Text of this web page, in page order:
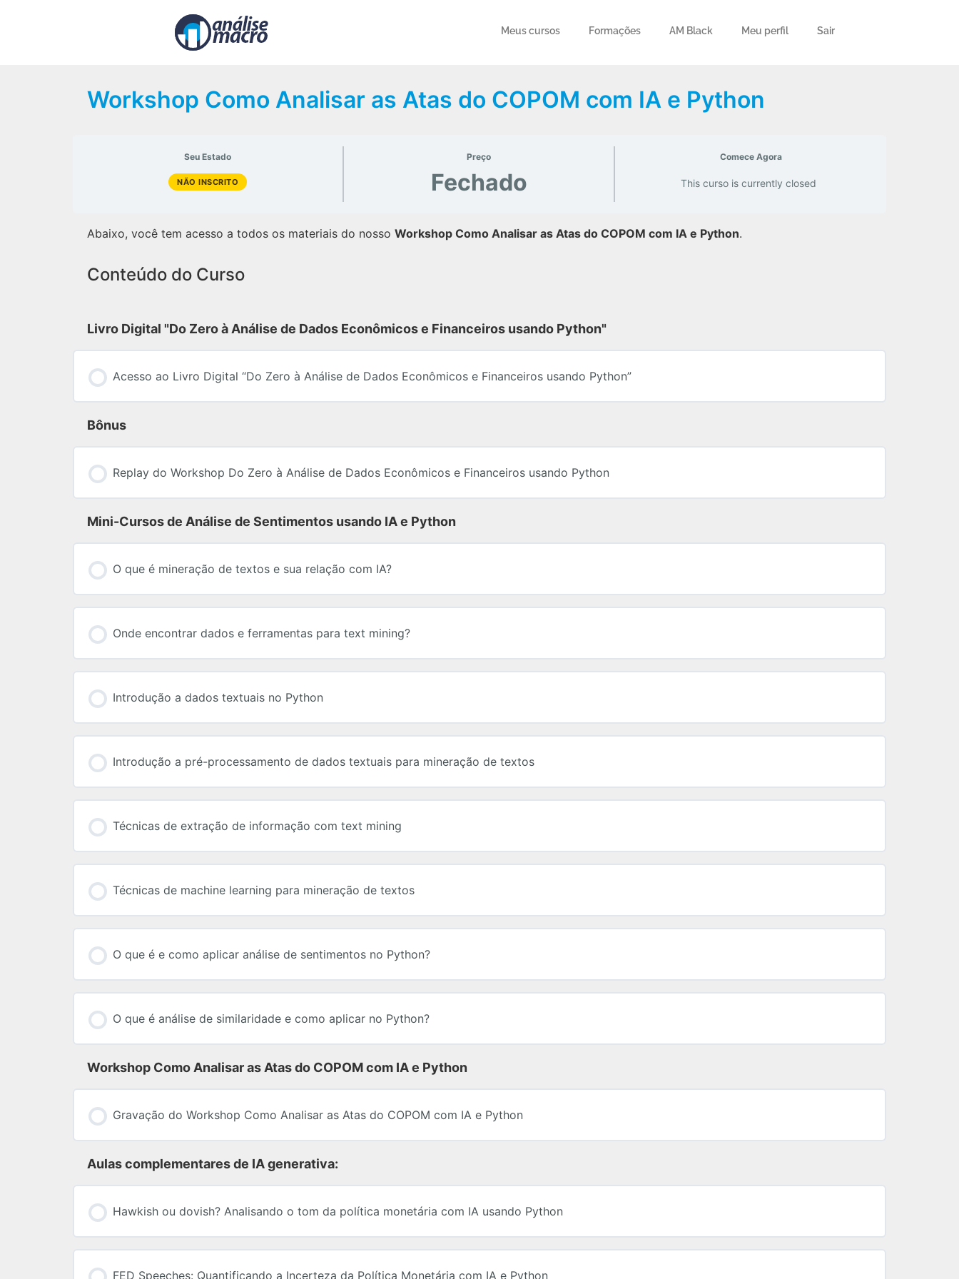
Meus cursos Formações AM Black Meu perfil Sair
Workshop Como Analisar as Atas do COPOM com IA e Python
Seu Estado
NÃO INSCRITO
Preço
Fechado
Comece Agora
This curso is currently closed
Abaixo, você tem acesso a todos os materiais do nosso Workshop Como Analisar as Atas do COPOM com IA e Python.
Conteúdo do Curso
Livro Digital "Do Zero à Análise de Dados Econômicos e Financeiros usando Python"
Acesso ao Livro Digital “Do Zero à Análise de Dados Econômicos e Financeiros usando Python”
Bônus
Replay do Workshop Do Zero à Análise de Dados Econômicos e Financeiros usando Python
Mini-Cursos de Análise de Sentimentos usando IA e Python
O que é mineração de textos e sua relação com IA?
Onde encontrar dados e ferramentas para text mining?
Introdução a dados textuais no Python
Introdução a pré-processamento de dados textuais para mineração de textos
Técnicas de extração de informação com text mining
Técnicas de machine learning para mineração de textos
O que é e como aplicar análise de sentimentos no Python?
O que é análise de similaridade e como aplicar no Python?
Workshop Como Analisar as Atas do COPOM com IA e Python
Gravação do Workshop Como Analisar as Atas do COPOM com IA e Python
Aulas complementares de IA generativa:
Hawkish ou dovish? Analisando o tom da política monetária com IA usando Python
FED Speeches: Quantificando a Incerteza da Política Monetária com IA e Python